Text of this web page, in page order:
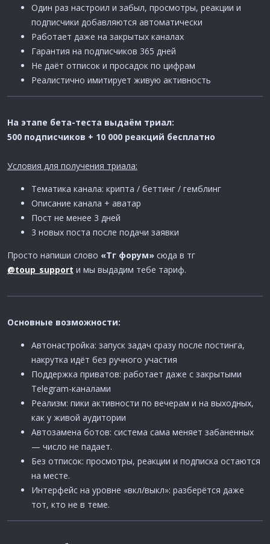
Один раз настроил и забыл, просмотры, реакции и
подписчики добавляются автоматически
Работает даже на закрытых каналах
Гарантия на подписчиков 365 дней
Не даёт отписок и просадок по цифрам
Реалистично имитирует живую активность
На этапе бета-теста выдаём триал:
500 подписчиков + 10 000 реакций бесплатно
Условия для получения триала:
Тематика канала: крипта / беттинг / гемблинг
Описание канала + аватар
Пост не менее 3 дней
3 новых поста после подачи заявки
Просто напиши слово «Тг форум» сюда в тг
@toup_support и мы выдадим тебе тариф.
Основные возможности:
Автонастройка: запуск задач сразу после постинга,
накрутка идёт без ручного участия
Поддержка приватов: работает даже с закрытыми
Telegram-каналами
Реализм: пики активности по вечерам и на выходных,
как у живой аудитории
Автозамена ботов: система сама меняет забаненных
— число не падает.
Без отписок: просмотры, реакции и подписка остаются
на месте.
Интерфейс на уровне «вкл/выкл»: разберётся даже
тот, кто не в теме.